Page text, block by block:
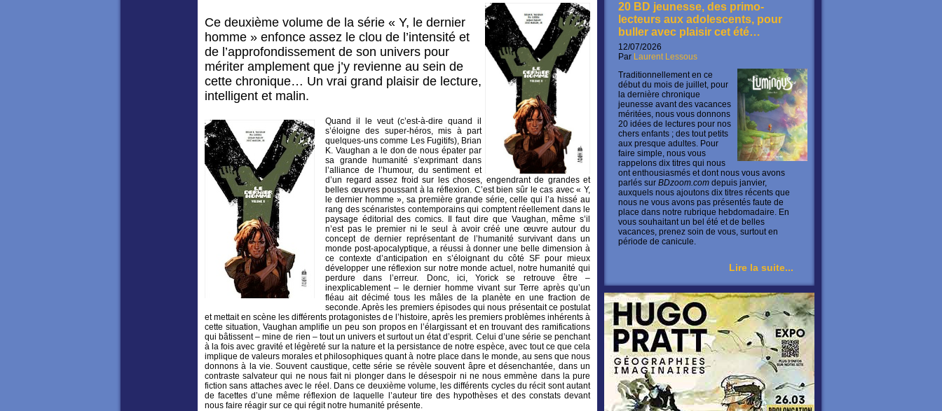
20 BD jeunesse, des primo-
lecteurs aux adolescents, pour
buller avec plaisir cet été…
12/07/2026
Par Laurent Lessous
Traditionnellement en ce
début du mois de juillet, pour
la dernière chronique
jeunesse avant des vacances
méritées, nous vous donnons
20 idées de lectures pour nos
chers enfants ; des tout petits
aux presque adultes. Pour
faire simple, nous vous
rappelons dix titres qui nous
ont enthousiasmés et dont nous vous avons
parlés sur BDzoom.com depuis janvier,
auxquels nous ajoutons dix titres récents que
nous ne vous avons pas présentés faute de
place dans notre rubrique hebdomadaire. En
vous souhaitant un bel été et de belles
vacances, prenez soin de vous, surtout en
période de canicule.
Lire la suite...
Ce deuxième volume de la série « Y, le dernier
homme » enfonce assez le clou de l’intensité et
de l’approfondissement de son univers pour
mériter amplement que j’y revienne au sein de
cette chronique… Un vrai grand plaisir de lecture,
intelligent et malin.
Quand il le veut (c’est-à-dire quand il
s’éloigne des super-héros, mis à part
quelques-uns comme Les Fugitifs), Brian
K. Vaughan a le don de nous épater par
sa grande humanité s’exprimant dans
l’alliance de l’humour, du sentiment et
d’un regard assez froid sur les choses, engendrant de grandes et
belles œuvres poussant à la réflexion. C’est bien sûr le cas avec « Y,
le dernier homme », sa première grande série, celle qui l’a hissé au
rang des scénaristes contemporains qui comptent réellement dans le
paysage éditorial des comics. Il faut dire que Vaughan, même s’il
n’est pas le premier ni le seul à avoir créé une œuvre autour du
concept de dernier représentant de l’humanité survivant dans un
monde post-apocalyptique, a réussi à donner une belle dimension à
ce contexte d’anticipation en s’éloignant du côté SF pour mieux
développer une réflexion sur notre monde actuel, notre humanité qui
perdure dans l’erreur. Donc, ici, Yorick se retrouve être –
inexplicablement – le dernier homme vivant sur Terre après qu’un
fléau ait décimé tous les mâles de la planète en une fraction de
seconde. Après les premiers épisodes qui nous présentait ce postulat
et mettait en scène les différents protagonistes de l’histoire, après les premiers problèmes inhérents à
cette situation, Vaughan amplifie un peu son propos en l’élargissant et en trouvant des ramifications
qui bâtissent – mine de rien – tout un univers et surtout un état d’esprit. Celui d’une série se penchant
à la fois avec gravité et légèreté sur la nature et la persistance de notre espèce, avec tout ce que cela
implique de valeurs morales et philosophiques quant à notre place dans le monde, au sens que nous
donnons à la vie. Souvent caustique, cette série se révèle souvent âpre et désenchantée, dans un
contraste salvateur qui ne nous fait ni plonger dans le désespoir ni ne nous emmène dans la pure
fiction sans attaches avec le réel. Dans ce deuxième volume, les différents cycles du récit sont autant
de facettes d’une même réflexion de laquelle l’auteur tire des hypothèses et des constats devant
nous faire réagir sur ce qui régit notre humanité présente.